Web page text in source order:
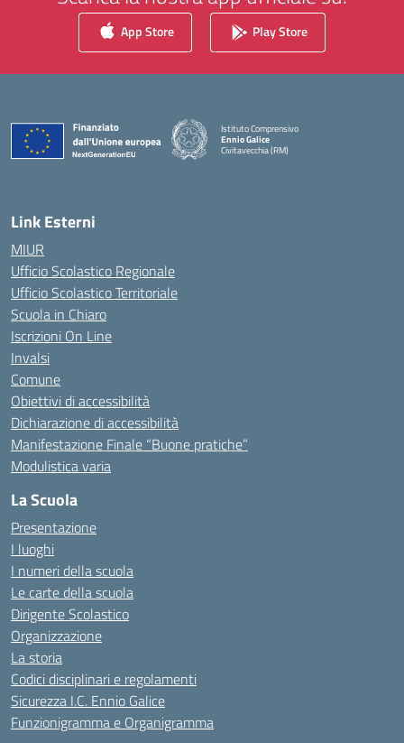
App Store Play Store
Istituto Comprensivo
Ennio Galice
Civitavecchia (RM)
Link Esterni
MIUR
Ufficio Scolastico Regionale
Ufficio Scolastico Territoriale
Scuola in Chiaro
Iscrizioni On Line
Invalsi
Comune
Obiettivi di accessibilità
Dichiarazione di accessibilità
Manifestazione Finale “Buone pratiche”
Modulistica varia
La Scuola
Presentazione
I luoghi
I numeri della scuola
Le carte della scuola
Dirigente Scolastico
Organizzazione
La storia
Codici disciplinari e regolamenti
Sicurezza I.C. Ennio Galice
Funzionigramma e Organigramma